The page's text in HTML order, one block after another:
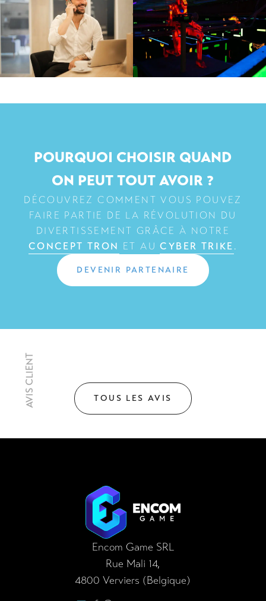
Des concepts sur mesure, adaptables à tout type
d’espaces
De nombreuses possibilités en une seule
installation
Un investissement et des frais de maintenance
Un retour sur investissement rapide
plus efficace
POURQUOI CHOISIR QUAND
ON PEUT TOUT AVOIR ?
DÉCOUVREZ COMMENT VOUS POUVEZ
FAIRE PARTIE DE LA RÉVOLUTION DU
DIVERTISSEMENT GRÂCE À NOTRE
CONCEPT TRON ET AUCYBER TRIKE .
DEVENIR PARTENAIRE
AVIS CLIENT TOUS LES AVIS
Encom Game SRL
Encom Game SRL
Rue Mali 14,
4800 Verviers (Belgique)